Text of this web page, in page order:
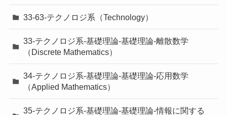
33-63-テクノロジ系（Technology）
33-テクノロジ系-基礎理論-基礎理論-離散数学
（Discrete Mathematics）
34-テクノロジ系-基礎理論-基礎理論-応用数学
（Applied Mathematics）
35-テクノロジ系-基礎理論-基礎理論-情報に関する